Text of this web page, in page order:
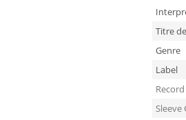
Titre
Genre
Label
Sleeve